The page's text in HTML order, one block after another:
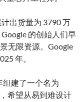
出货量为 3790 万
的创始人们早
无限资源。Google
年。
组建了一个名为
希望从易到难设计